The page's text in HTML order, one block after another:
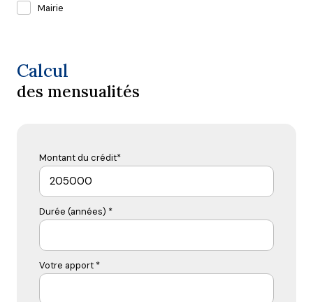
Mairie
Calcul
des mensualités
Montant du crédit*
Durée (années) *
Votre apport *